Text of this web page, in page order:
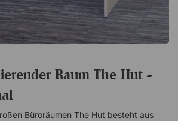
Raum The Hut -
Büroräumen The Hut besteht aus